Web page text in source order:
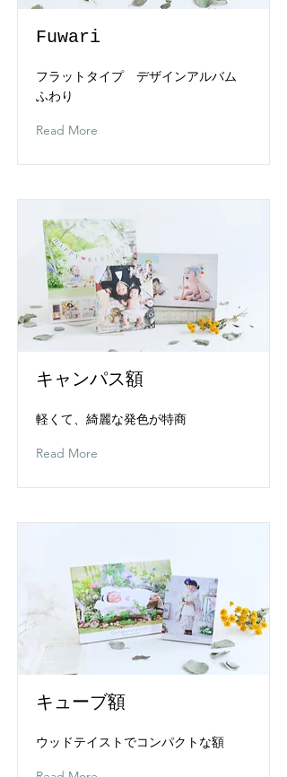
Fuwari
フラットタイプ デザインアルバム
ふわり
Read More
キャンパス額
軽くて、綺麗な発色が特商
Read More
キューブ額
ウッドテイストでコンパクトな額